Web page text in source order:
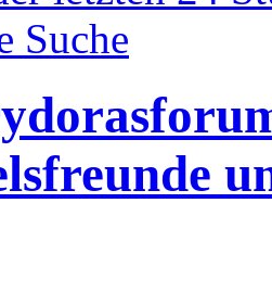
Suche